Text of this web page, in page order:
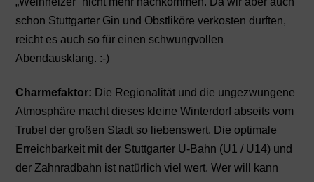
schon Stuttgarter Gin und Obstliköre verkosten durften,
reicht es auch so für einen schwungvollen
Abendausklang. :-)
Charmefaktor: Die Regionalität und die ungezwungene
Atmosphäre macht dieses kleine Winterdorf abseits vom
Trubel der großen Stadt so liebenswert. Die optimale
Erreichbarkeit mit der Stuttgarter U-Bahn (U1 / U14) und
der Zahnradbahn ist natürlich viel wert. Wer will kann